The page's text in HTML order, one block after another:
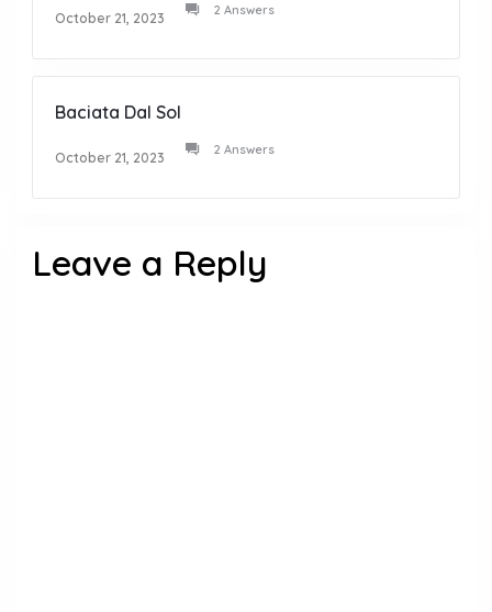
October 21, 2023 2 Answers
Baciata Dal Sol
October 21, 2023 2 Answers
Leave a Reply